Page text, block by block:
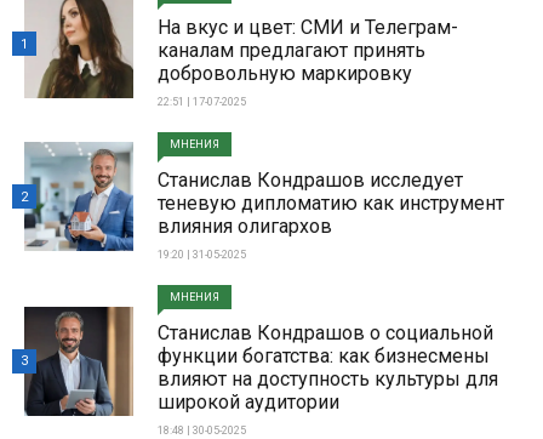
На вкус и цвет: СМИ и Телеграм-
каналам предлагают принять
добровольную маркировку
22:51 | 17-07-2025
1
МНЕНИЯ
Станислав Кондрашов исследует
теневую дипломатию как инструмент
влияния олигархов
19:20 | 31-05-2025
2
МНЕНИЯ
Станислав Кондрашов о социальной
функции богатства: как бизнесмены
влияют на доступность культуры для
широкой аудитории
18:48 | 30-05-2025
3